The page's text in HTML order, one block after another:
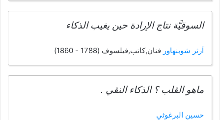
السوقيَّة نتاج الإرادة حين يغيب الذكاء
آرثر شوبنهاور فنان,كاتب,فيلسوف (1788 - 1860)
ماهو القلب ؟ الذكاء النقي .
حسين البرغوثي